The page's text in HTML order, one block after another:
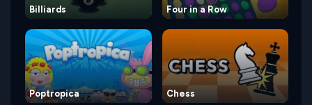
Billiards Four in a Row
Poptropica Chess